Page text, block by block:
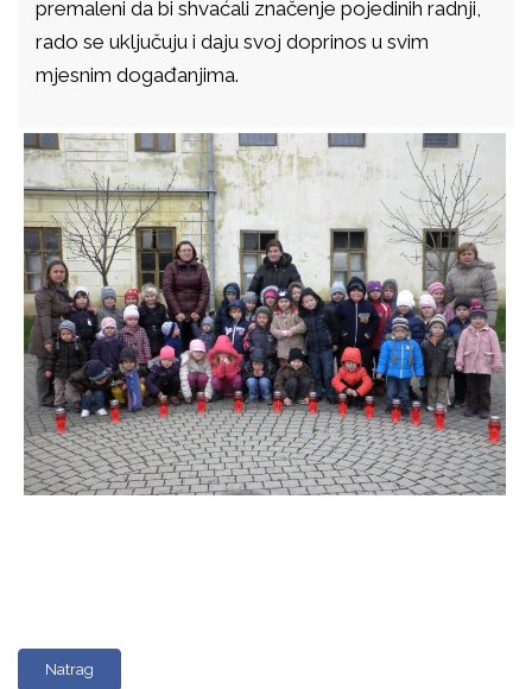
premaleni da bi shvaćali značenje pojedinih radnji,
rado se uključuju i daju svoj doprinos u svim
mjesnim događanjima.
Natrag